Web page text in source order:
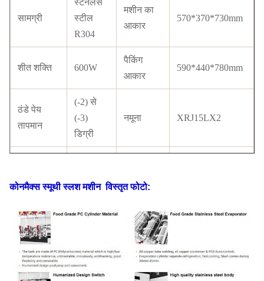
सामग्री
स्टेनलेस
स्टील
R304
मशीन का
आकार
570*370*730mm
शीत शक्ति 600W
पैकिंग
आकार
590*440*780mm
ठंडे पेय
तापमान
(-2) से
(-3)
डिग्री
नमूना XRJ15LX2
कंडेनसर
ट्यूब के
प्रमाणपत्र सीई
स्विच
एलसीडी
स्विच
कोनमैक्स स्मूथी स्लश मशीन विस्तृत फोटो: